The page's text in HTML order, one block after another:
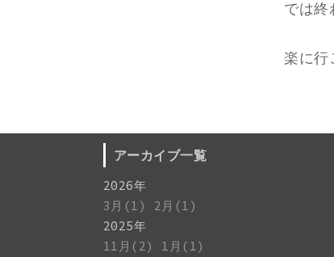
では終
楽に行
アーカイブ一覧
2026年
3月(1)
2月(1)
2025年
11月(2)
1月(1)